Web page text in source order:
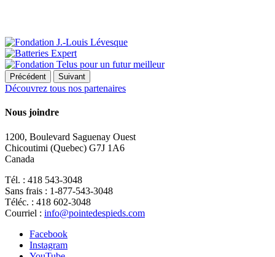
Précédent Suivant
Découvrez tous nos partenaires
Nous joindre
1200, Boulevard Saguenay Ouest
Chicoutimi (Quebec) G7J 1A6
Canada
Tél. : 418 543-3048
Sans frais : 1-877-543-3048
Téléc. : 418 602-3048
Courriel : info@pointedespieds.com
Facebook
Instagram